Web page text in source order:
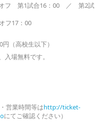
フ 第1試合16：00 ／ 第2試
17：00
（高校生以下）
場無料です。
営業時間等はhttp://ticket-
にてご確認ください）